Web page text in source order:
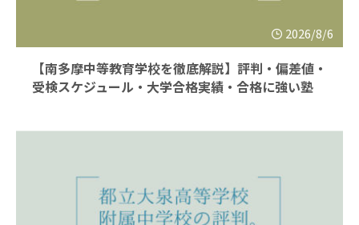
2026/8/6
【南多摩中等教育学校を徹底解説】評判・偏差値・
受検スケジュール・大学合格実績・合格に強い塾